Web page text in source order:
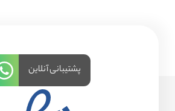
پشتیبانی آنلاین